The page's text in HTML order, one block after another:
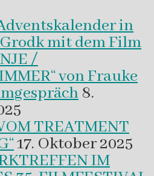
in
mit dem Film
/
von Frauke
8.
TREATMENT
17. Oktober 2025
IM